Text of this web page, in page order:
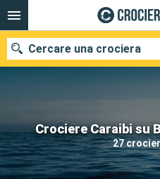
Crociere Caraibi su
27
Cercare una crociera
Le nostre destinazioni
Mesi di partenza